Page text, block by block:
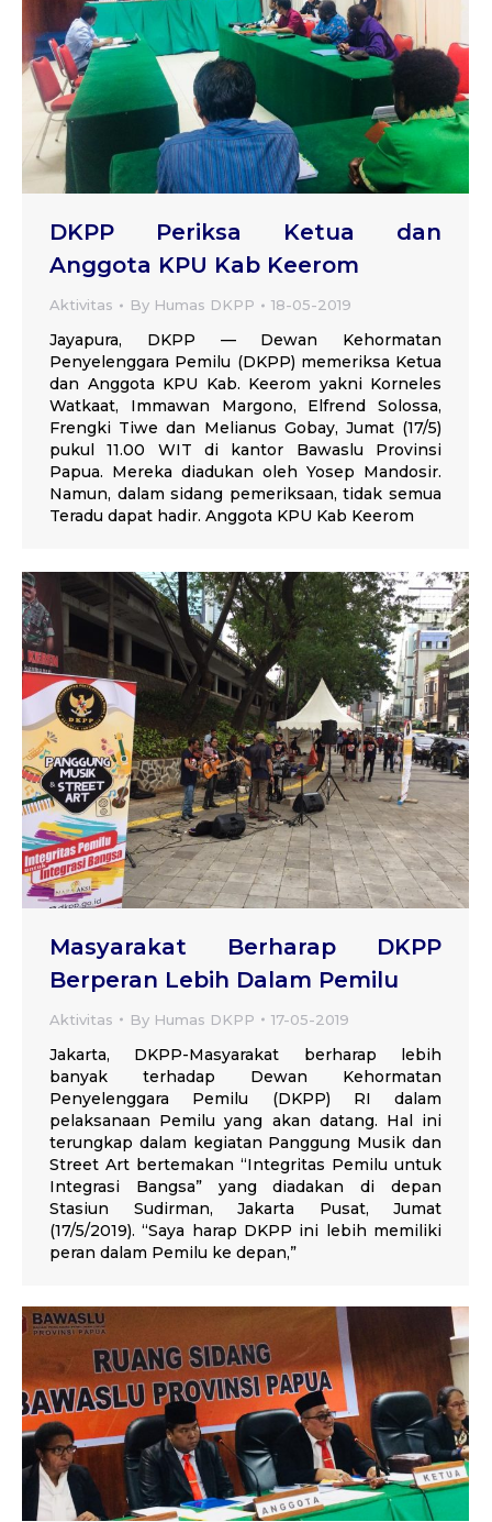
DKPP Periksa Ketua dan
Anggota KPU Kab Keerom
Aktivitas By Humas DKPP 18-05-2019
Jayapura, DKPP — Dewan Kehormatan
Penyelenggara Pemilu (DKPP) memeriksa Ketua
dan Anggota KPU Kab. Keerom yakni Korneles
Watkaat, Immawan Margono, Elfrend Solossa,
Frengki Tiwe dan Melianus Gobay, Jumat (17/5)
pukul 11.00 WIT di kantor Bawaslu Provinsi
Papua. Mereka diadukan oleh Yosep Mandosir.
Namun, dalam sidang pemeriksaan, tidak semua
Teradu dapat hadir. Anggota KPU Kab Keerom
Masyarakat Berharap DKPP
Berperan Lebih Dalam Pemilu
Aktivitas By Humas DKPP 17-05-2019
Jakarta, DKPP-Masyarakat berharap lebih
banyak terhadap Dewan Kehormatan
Penyelenggara Pemilu (DKPP) RI dalam
pelaksanaan Pemilu yang akan datang. Hal ini
terungkap dalam kegiatan Panggung Musik dan
Street Art bertemakan “Integritas Pemilu untuk
Integrasi Bangsa” yang diadakan di depan
Stasiun Sudirman, Jakarta Pusat, Jumat
(17/5/2019). “Saya harap DKPP ini lebih memiliki
peran dalam Pemilu ke depan,”